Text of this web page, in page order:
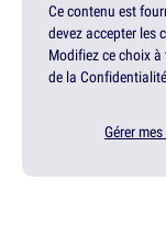
Ce contenu est
devez accepter les
Modifiez ce choix
de la
Gérer